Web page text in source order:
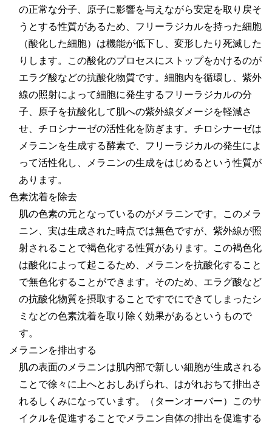
の正常な分子、原子に影響を与えながら安定を取り戻そ
うとする性質があるため、フリーラジカルを持った細胞
（酸化した細胞）は機能が低下し、変形したり死滅した
りします。この酸化のプロセスにストップをかけるのが
エラグ酸などの抗酸化物質です。細胞内を循環し、紫外
線の照射によって細胞に発生するフリーラジカルの分
子、原子を抗酸化して肌への紫外線ダメージを軽減さ
せ、チロシナーゼの活性化を防ぎます。チロシナーゼは
メラニンを生成する酵素で、フリーラジカルの発生によ
って活性化し、メラニンの生成をはじめるという性質が
あります。
色素沈着を除去
肌の色素の元となっているのがメラニンです。このメラ
ニン、実は生成された時点では無色ですが、紫外線が照
射されることで褐色化する性質があります。この褐色化
は酸化によって起こるため、メラニンを抗酸化すること
で無色化することができます。そのため、エラグ酸など
の抗酸化物質を摂取することですでにできてしまったシ
ミなどの色素沈着を取り除く効果があるというもので
す。
メラニンを排出する
肌の表面のメラニンは肌内部で新しい細胞が生成される
ことで徐々に上へとおしあげられ、はがれおちて排出さ
れるしくみになっています。（ターンオーバー）このサ
イクルを促進することでメラニン自体の排出を促進する